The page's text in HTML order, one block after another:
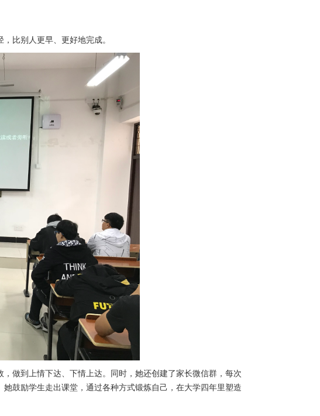
比别人更早、更好地完成。
做到上情下达、下情上达。同时，她还创建了家长微信群，每次
鼓励学生走出课堂，通过各种方式锻炼自己，在大学四年里塑造